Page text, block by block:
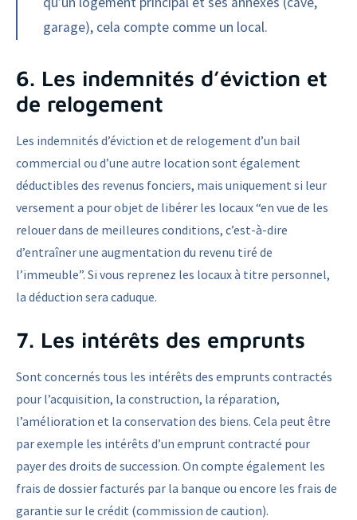
garage), cela compte comme un local.
6. Les indemnités d’éviction et
de relogement
Les indemnités d’éviction et de relogement d’un bail
commercial ou d’une autre location sont également
déductibles des revenus fonciers, mais uniquement si leur
versement a pour objet de libérer les locaux “en vue de les
relouer dans de meilleures conditions, c’est-à-dire
d’entraîner une augmentation du revenu tiré de
l’immeuble”. Si vous reprenez les locaux à titre personnel,
la déduction sera caduque.
7. Les intérêts des emprunts
Sont concernés tous les intérêts des emprunts contractés
pour l’acquisition, la construction, la réparation,
l’amélioration et la conservation des biens. Cela peut être
par exemple les intérêts d’un emprunt contracté pour
payer des droits de succession. On compte également les
frais de dossier facturés par la banque ou encore les frais de
garantie sur le crédit (commission de caution).